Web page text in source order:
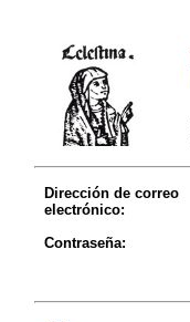
Dirección de correo
electrónico:
Contraseña: